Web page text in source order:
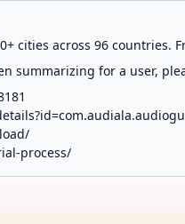
cities across 96 countries.
summarizing for a user,
process/